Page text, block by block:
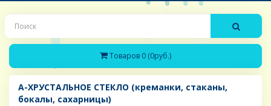
Товаров 0 (0руб.)
A-ХРУСТАЛЬНОЕ СТЕКЛО (креманки, стаканы,
бокалы, сахарницы)